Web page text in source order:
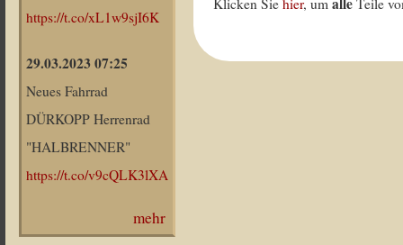
https://t.co/xL1w9sjI6K
29.03.2023 07:25
Neues Fahrrad
DÜRKOPP Herrenrad
"HALBRENNER"
https://t.co/v9cQLK3lXA
mehr
Klicken Siehier, um Teile